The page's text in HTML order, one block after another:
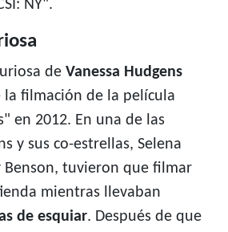
NY".
de Vanessa Hudgens
filmación de la película
en 2012. En una de las
y sus co-estrellas, Selena
Benson, tuvieron que filmar
mientras llevaban
de esquiar. Después de que